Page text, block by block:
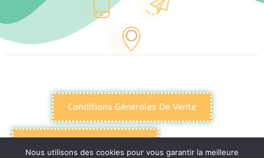
Conditions Générales De Vente
Nous utilisons des cookies pour vous garantir la meilleure